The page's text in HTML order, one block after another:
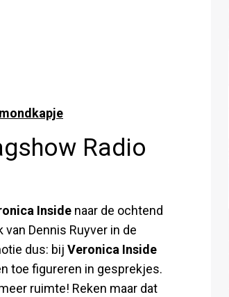
Radio
Inside naar de ochtend
Dennis Ruyver in de
dus: bij Veronica Inside
toe figureren in gesprekjes.
ruimte! Reken maar dat